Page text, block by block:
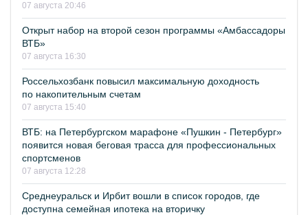
07 августа 20:46
Открыт набор на второй сезон программы «Амбассадоры
ВТБ»
07 августа 16:30
Россельхозбанк повысил максимальную доходность
по накопительным счетам
07 августа 15:40
ВТБ: на Петербургском марафоне «Пушкин - Петербург»
появится новая беговая трасса для профессиональных
спортсменов
07 августа 12:28
Среднеуральск и Ирбит вошли в список городов, где
доступна семейная ипотека на вторичку